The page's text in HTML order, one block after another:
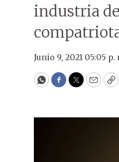
industria
Junio 9, 2021 05:05 p.
WhatsApp
Facebook
Twitter
Email